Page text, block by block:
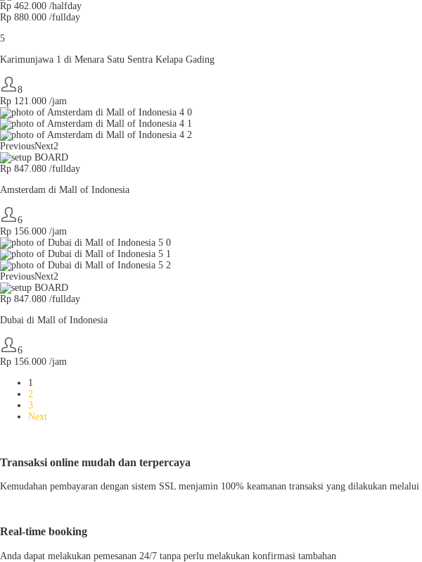
Rp 462.000 /halfday
Rp 880.000 /fullday
5
Karimunjawa 1 di Menara Satu Sentra Kelapa Gading
8
Rp 121.000 /jam
PreviousNext2
Rp 847.080 /fullday
Amsterdam di Mall of Indonesia
6
Rp 156.000 /jam
PreviousNext2
Rp 847.080 /fullday
Dubai di Mall of Indonesia
6
Rp 156.000 /jam
1
2
3
Next
Transaksi online mudah dan terpercaya
Kemudahan pembayaran dengan sistem SSL menjamin 100% keamanan transaksi yang dilakukan
Real-time booking
Anda dapat melakukan pemesanan 24/7 tanpa perlu melakukan konfirmasi tambahan